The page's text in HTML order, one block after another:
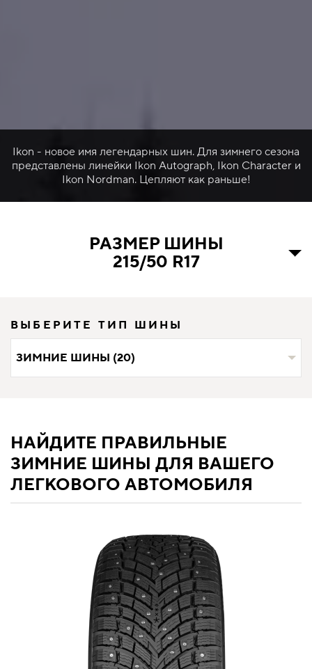
Ikon - новое имя легендарных шин. Для зимнего сезона
представлены линейки Ikon Autograph, Ikon Character и
Ikon Nordman. Цепляют как раньше!
РАЗМЕР ШИНЫ
215/50 R17
ВЫБЕРИТЕ ТИП ШИНЫ
ЗИМНИЕ ШИНЫ (20)
НАЙДИТЕ ПРАВИЛЬНЫЕ
ЗИМНИЕ ШИНЫ ДЛЯ ВАШЕГО
ЛЕГКОВОГО АВТОМОБИЛЯ